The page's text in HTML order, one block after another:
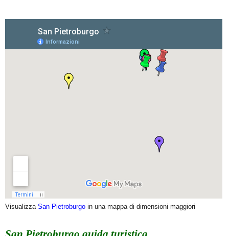
Visualizza San Pietroburgo in una mappa di dimensioni maggiori